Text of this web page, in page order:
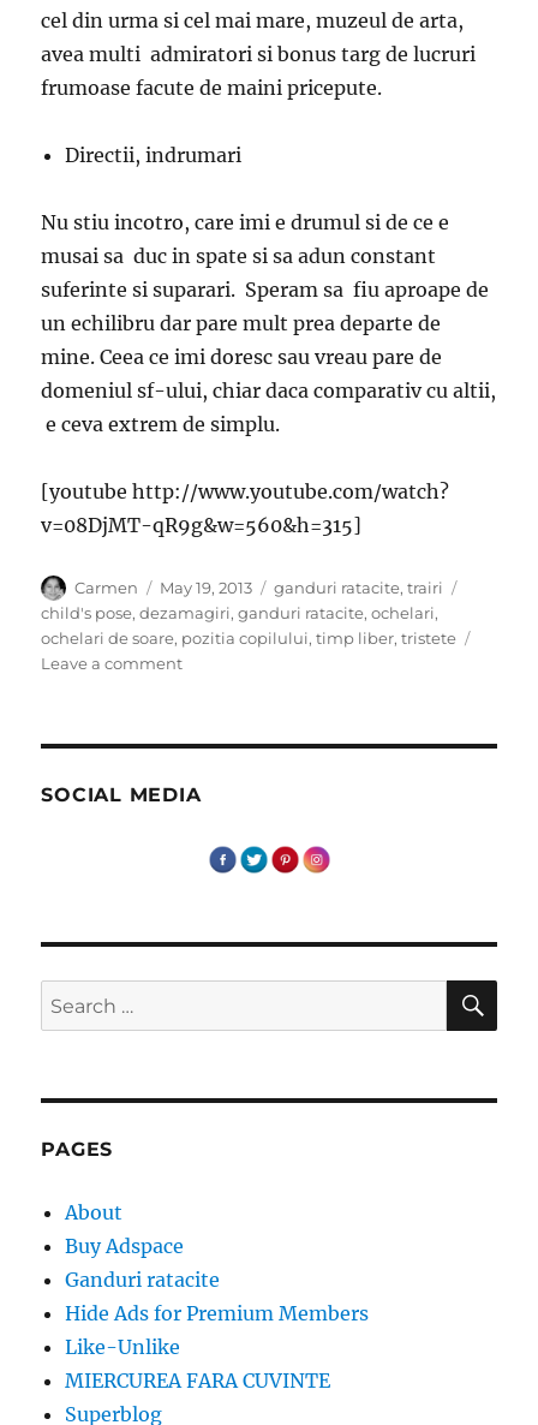
cel din urma si cel mai mare, muzeul de arta,
avea multi admiratori si bonus targ de lucruri
frumoase facute de maini pricepute.
Directii, indrumari
Nu stiu incotro, care imi e drumul si de ce e
musai sa duc in spate si sa adun constant
suferinte si suparari. Speram sa fiu aproape de
un echilibru dar pare mult prea departe de
mine. Ceea ce imi doresc sau vreau pare de
domeniul sf-ului, chiar daca comparativ cu altii,
e ceva extrem de simplu.
[youtube http://www.youtube.com/watch?
v=08DjMT-qR9g&w=560&h=315]
Author
Carmen
Posted
on
May 19, 2013 Categories
ganduri ratacite,trairi
child's pose,dezamagiri,ganduri ratacite,ochelari,
ochelari de soare, pozitia copilului,timp liber,tristete
Leave a commenton
SOCIAL MEDIA
Search
for:
PAGES
About
Buy Adspace
Ganduri ratacite
Hide Ads for Premium Members
Like-Unlike
MIERCUREA FARA CUVINTE
Superblog